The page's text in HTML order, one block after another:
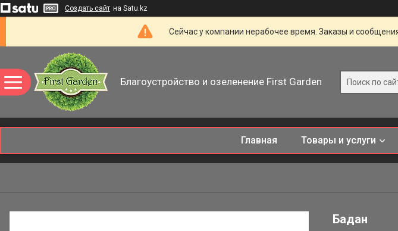
Создать сайт на Satu.kz
Сейчас у компании нерабочее время. Заказы и
Благоустройство и озеленение First Garden
Главная Товары и услуги
Бадан